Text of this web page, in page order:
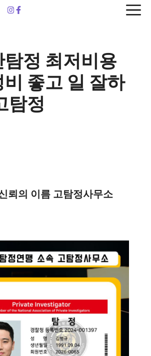
탐정 최저비용
비 좋고 일 잘하
탐정
뢰의 이름 고탐정사무소